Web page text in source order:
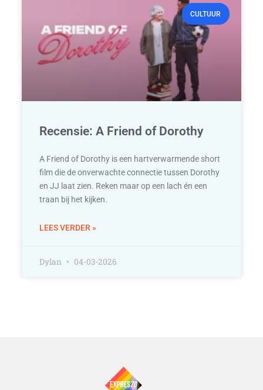
CULTUUR
Recensie: A Friend of Dorothy
A Friend of Dorothy is een hartverwarmende short
film die de onverwachte connectie tussen Dorothy
en JJ laat zien. Reken maar op een lach én een
traan bij het kijken.
LEES VERDER »
Dylan 04-03-2026